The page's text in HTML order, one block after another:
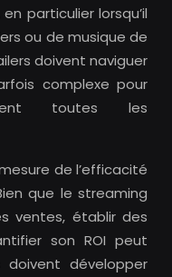
particulier lorsqu’il
ou de musique de
doivent naviguer
complexe pour
toutes les
de l’efficacité
que le streaming
ventes, établir des
son ROI peut
doivent développer